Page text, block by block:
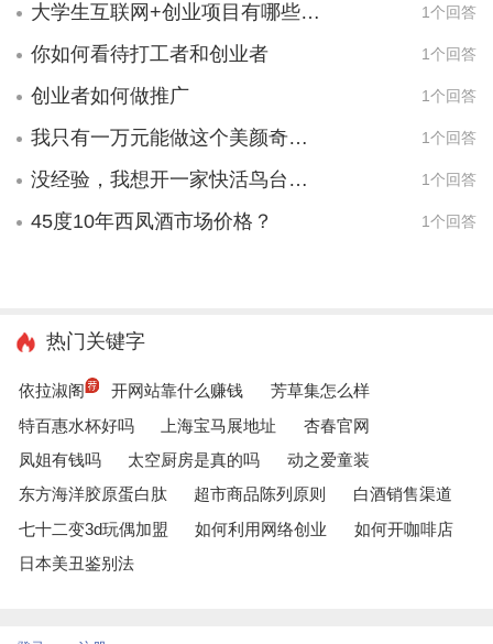
大学生互联网+创业项目有哪些项目？ 1个回答
你如何看待打工者和创业者 1个回答
创业者如何做推广 1个回答
我只有一万元能做这个美颜奇机面膜贩卖机吗 1个回答
没经验，我想开一家快活鸟台湾香鸡排店，不知道该怎么办？ 1个回答
45度10年西凤酒市场价格？ 1个回答
热门关键字
依拉淑阁 开网站靠什么赚钱
芳草集怎么样
特百惠水杯好吗
上海宝马展地址
杏春官网
凤姐有钱吗
太空厨房是真的吗
动之爱童装
东方海洋胶原蛋白肽
超市商品陈列原则
白酒销售渠道
七十二变3d玩偶加盟
如何利用网络创业
如何开咖啡店
日本美丑鉴别法